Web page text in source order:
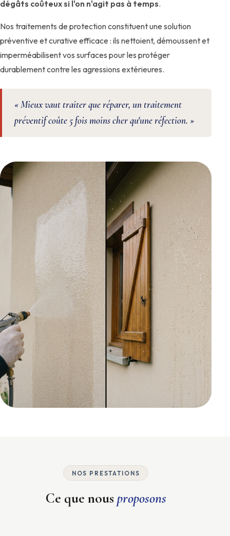
dégâts coûteux si l'on n'agit pas à temps.
Nos traitements de protection constituent une solution
préventive et curative efficace : ils nettoient, démoussent et
imperméabilisent vos surfaces pour les protéger
durablement contre les agressions extérieures.
« Mieux vaut traiter que réparer, un traitement
préventif coûte 5 fois moins cher qu'une réfection. »
NOS PRESTATIONS
Ce que nous proposons